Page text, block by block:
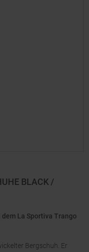
BLACK /
La Sportiva Trango
Bergschuh. Er